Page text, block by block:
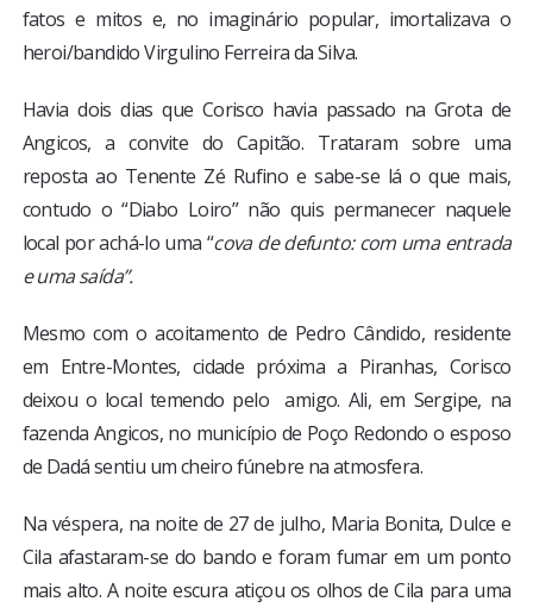
TV LPB
FOTOS
COLUNISTAS
fatos e mitos e, no imaginário popular, imortalizava o
heroi/bandido Virgulino Ferreira da Silva.
Havia dois dias que Corisco havia passado na Grota de
Angicos, a convite do Capitão. Trataram sobre uma
reposta ao Tenente Zé Rufino e sabe-se lá o que mais,
contudo o “Diabo Loiro” não quis permanecer naquele
local por achá-lo uma “cova de defunto: com uma entrada
e uma saída”.
Mesmo com o acoitamento de Pedro Cândido, residente
em Entre-Montes, cidade próxima a Piranhas, Corisco
deixou o local temendo pelo amigo. Ali, em Sergipe, na
fazenda Angicos, no município de Poço Redondo o esposo
de Dadá sentiu um cheiro fúnebre na atmosfera.
Na véspera, na noite de 27 de julho, Maria Bonita, Dulce e
Cila afastaram-se do bando e foram fumar em um ponto
mais alto. A noite escura atiçou os olhos de Cila para uma